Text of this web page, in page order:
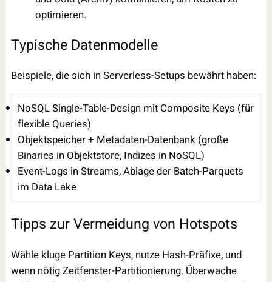
optimieren.
Typische Datenmodelle
Beispiele, die sich in Serverless-Setups bewährt haben:
NoSQL Single-Table-Design mit Composite Keys (für
flexible Queries)
Objektspeicher + Metadaten-Datenbank (große
Binaries in Objektstore, Indizes in NoSQL)
Event-Logs in Streams, Ablage der Batch-Parquets
im Data Lake
Tipps zur Vermeidung von Hotspots
Wähle kluge Partition Keys, nutze Hash-Präfixe, und
wenn nötig Zeitfenster-Partitionierung. Überwache